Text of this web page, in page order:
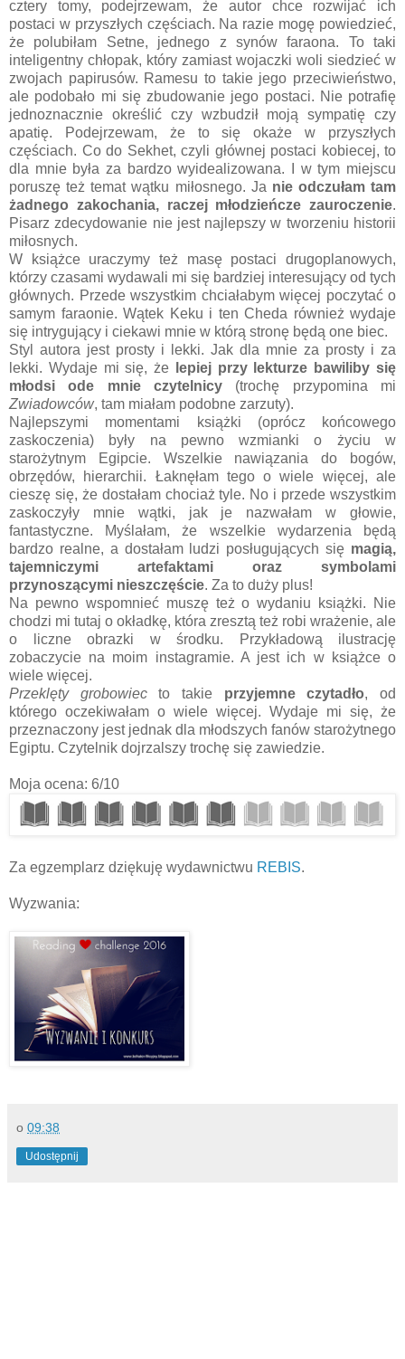
cztery tomy, podejrzewam, że autor chce rozwijać ich
postaci w przyszłych częściach. Na razie mogę powiedzieć,
że polubiłam Setne, jednego z synów faraona. To taki
inteligentny chłopak, który zamiast wojaczki woli siedzieć w
zwojach papirusów. Ramesu to takie jego przeciwieństwo,
ale podobało mi się zbudowanie jego postaci. Nie potrafię
jednoznacznie określić czy wzbudził moją sympatię czy
apatię. Podejrzewam, że to się okaże w przyszłych
częściach. Co do Sekhet, czyli głównej postaci kobiecej, to
dla mnie była za bardzo wyidealizowana. I w tym miejscu
poruszę też temat wątku miłosnego. Ja nie odczułam tam
żadnego zakochania, raczej młodzieńcze zauroczenie.
Pisarz zdecydowanie nie jest najlepszy w tworzeniu historii
miłosnych.
W książce uraczymy też masę postaci drugoplanowych,
którzy czasami wydawali mi się bardziej interesujący od tych
głównych. Przede wszystkim chciałabym więcej poczytać o
samym faraonie. Wątek Keku i ten Cheda również wydaje
się intrygujący i ciekawi mnie w którą stronę będą one biec.
Styl autora jest prosty i lekki. Jak dla mnie za prosty i za
lekki. Wydaje mi się, że
lepiej przy lekturze bawiliby się
młodsi ode mnie czytelnicy (trochę przypomina mi
Zwiadowców, tam miałam podobne zarzuty).
Najlepszymi momentami książki (oprócz końcowego
zaskoczenia) były na pewno wzmianki o życiu w
starożytnym Egipcie. Wszelkie nawiązania do bogów,
obrzędów, hierarchii. Łaknęłam tego o wiele więcej, ale
cieszę się, że dostałam chociaż tyle. No i przede wszystkim
zaskoczyły mnie wątki, jak je nazwałam w głowie,
fantastyczne. Myślałam, że wszelkie wydarzenia będą
bardzo realne, a dostałam ludzi posługujących się magią,
tajemniczymi artefaktami oraz symbolami
przynoszącymi nieszczęście. Za to duży plus!
Na pewno wspomnieć muszę też o wydaniu książki. Nie
chodzi mi tutaj o okładkę, która zresztą też robi wrażenie, ale
o liczne obrazki w środku. Przykładową ilustrację
zobaczycie na moim instagramie. A jest ich w książce o
wiele więcej.
Przeklęty grobowiecto takie przyjemne czytadło, od
którego oczekiwałam o wiele więcej. Wydaje mi się, że
przeznaczony jest jednak dla młodszych fanów starożytnego
Egiptu. Czytelnik dojrzalszy trochę się zawiedzie.
Moja ocena: 6/10
Za egzemplarz dziękuję wydawnictwu REBIS.
Wyzwania:
o 09:38
Udostępnij